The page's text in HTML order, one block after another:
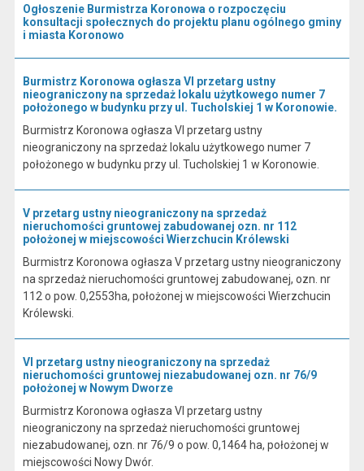
Ogłoszenie Burmistrza Koronowa o rozpoczęciu
konsultacji społecznych do projektu planu ogólnego gminy
i miasta Koronowo
Burmistrz Koronowa ogłasza VI przetarg ustny
nieograniczony na sprzedaż lokalu użytkowego numer 7
położonego w budynku przy ul. Tucholskiej 1 w Koronowie.
Burmistrz Koronowa ogłasza VI przetarg ustny
nieograniczony na sprzedaż lokalu użytkowego numer 7
położonego w budynku przy ul. Tucholskiej 1 w Koronowie.
V przetarg ustny nieograniczony na sprzedaż
nieruchomości gruntowej zabudowanej ozn. nr 112
położonej w miejscowości Wierzchucin Królewski
Burmistrz Koronowa ogłasza V przetarg ustny nieograniczony
na sprzedaż nieruchomości gruntowej zabudowanej, ozn. nr
112 o pow. 0,2553ha, położonej w miejscowości Wierzchucin
Królewski.
VI przetarg ustny nieograniczony na sprzedaż
nieruchomości gruntowej niezabudowanej ozn. nr 76/9
położonej w Nowym Dworze
Burmistrz Koronowa ogłasza VI przetarg ustny
nieograniczony na sprzedaż nieruchomości gruntowej
niezabudowanej, ozn. nr 76/9 o pow. 0,1464 ha, położonej w
miejscowości Nowy Dwór.